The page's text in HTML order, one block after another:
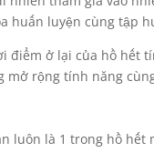
huấn luyện cùng tập
điểm ở lại của hồ hết
rộng tính năng
luôn là 1 trong hồ hết